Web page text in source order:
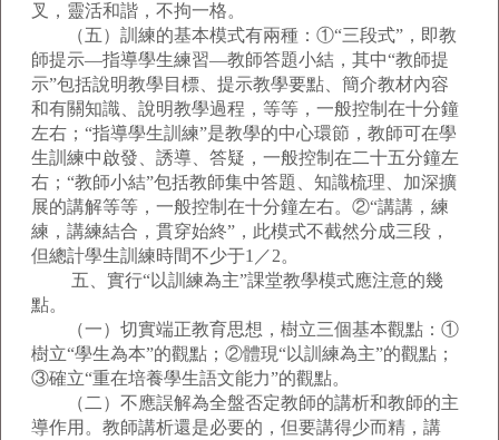
叉，靈活和諧，不拘一格。
（五）訓練的基本模式有兩種：①“三段式”，即教
師提示—指導學生練習—教師答題小結，其中“教師提
示”包括說明教學目標、提示教學要點、簡介教材內容
和有關知識、說明教學過程，等等，一般控制在十分鐘
左右；“指導學生訓練”是教學的中心環節，教師可在學
生訓練中啟發、誘導、答疑，一般控制在二十五分鐘左
右；“教師小結”包括教師集中答題、知識梳理、加深擴
展的講解等等，一般控制在十分鐘左右。②“講講，練
練，講練結合，貫穿始終”，此模式不截然分成三段，
但總計學生訓練時間不少于1／2。
五、實行“以訓練為主”課堂教學模式應注意的幾
點。
（一）切實端正教育思想，樹立三個基本觀點：①
樹立“學生為本”的觀點；②體現“以訓練為主”的觀點；
③確立“重在培養學生語文能力”的觀點。
（二）不應誤解為全盤否定教師的講析和教師的主
導作用。教師講析還是必要的，但要講得少而精，講